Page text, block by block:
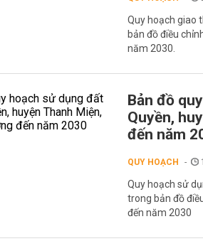
Quy hoạch giao
bản đồ điều
năm 2030.
Bản đồ
Quyền,
đến năm
QUY HOẠCH
Quy hoạch sử
trong bản đồ
đến năm 2030